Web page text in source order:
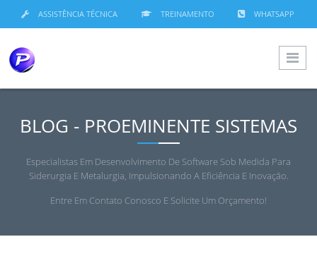
ASSISTÊNCIA TÉCNICA TREINAMENTO WHATSAPP
BLOG - PROEMINENTE SISTEMAS
Especialistas Em Desenvolvimento De Software Sob Medida Para
Siderurgia E Metalurgia, Impulsionando A Eficiência E Inovação.
Entre Em Contato Conosco E Solicite Um Orçamento!